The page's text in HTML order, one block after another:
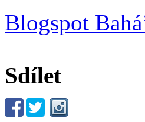
Blogspot
Sdílet